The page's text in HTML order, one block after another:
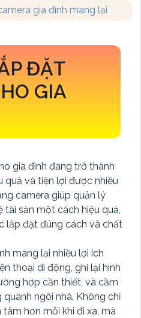
gia đình mang lại
ĐẶT
GIA
gia đình đang trở thành
quả và tiện lợi được nhiều
camera giúp quản lý
sản một cách hiệu quả,
lắp đặt đúng cách và chất
mang lại nhiều lợi ích
thoại di động, ghi lại hình
hợp cần thiết, và cầm
ngôi nhà. Không chỉ
hơn mỗi khi đi xa, mà